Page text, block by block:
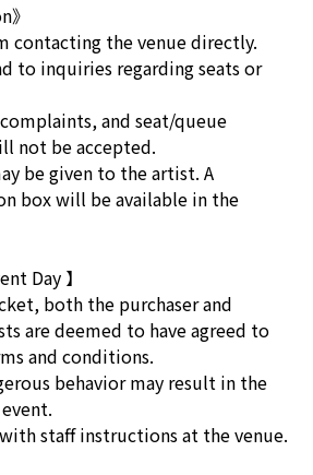
contacting the venue directly.
to inquiries regarding seats or
and seat/queue
not be accepted.
be given to the artist. A
box will be available in the
Day 】
both the purchaser and
are deemed to have agreed to
and conditions.
behavior may result in the
staff instructions at the venue.